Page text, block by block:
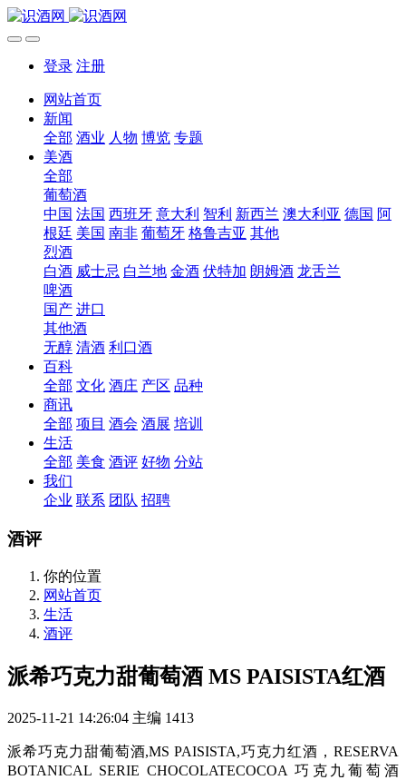
登录 注册
网站首页
新闻
全部 酒业 人物 博览 专题
美酒
全部
葡萄酒
中国 法国 西班牙 意大利 智利 新西兰 澳大利亚 德国 阿
根廷 美国 南非 葡萄牙 格鲁吉亚 其他
烈酒
白酒 威士忌 白兰地 金酒 伏特加 朗姆酒 龙舌兰
啤酒
国产 进口
其他酒
无醇 清酒 利口酒
百科
全部 文化 酒庄 产区 品种
商讯
全部 项目 酒会 酒展 培训
生活
全部 美食 酒评 好物 分站
我们
企业 联系 团队 招聘
酒评
你的位置
网站首页
生活
酒评
派希巧克力甜葡萄酒 MS PAISISTA红酒
2025-11-21 14:26:04 主编 1413
派希巧克力甜葡萄酒,MS PAISISTA,巧克力红酒，RESERVA
BOTANICAL SERIE CHOCOLATECOCOA 巧克九葡萄酒